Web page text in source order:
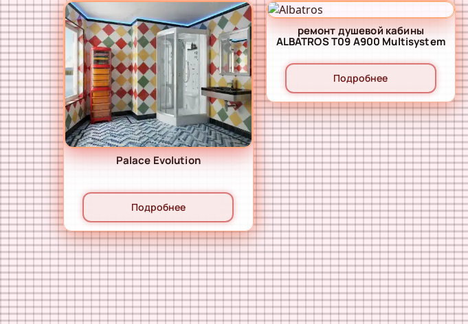
Palace Evolution
Подробнее
ремонт душевой кабины
ALBATROS T09 A900 Multisystem
Подробнее